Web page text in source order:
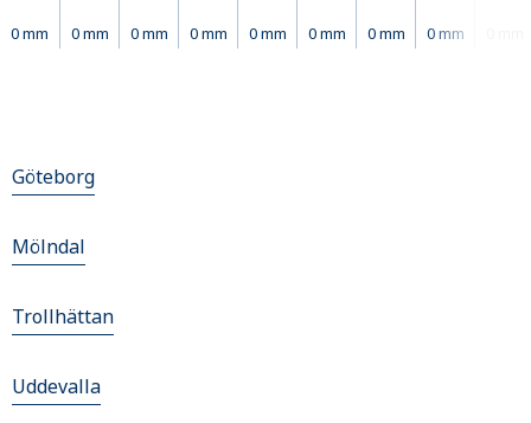
0 mm 0 mm 0 mm 0 mm 0 mm 0 mm 0 mm 0 mm
Göteborg
Mölndal
Trollhättan
Uddevalla